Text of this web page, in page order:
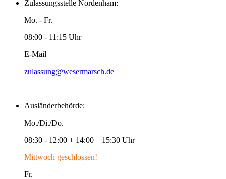
Zulassungsstelle Nordenham:
Mo. - Fr.
08:00 - 11:15 Uhr
E-Mail
zulassung@wesermarsch.de
Ausländerbehörde:
Mo./Di./Do.
08:30 - 12:00 + 14:00 – 15:30 Uhr
Mittwoch geschlossen!
Fr.